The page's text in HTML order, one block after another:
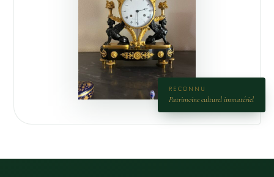
RECONNU
Patrimoine culturel immatériel